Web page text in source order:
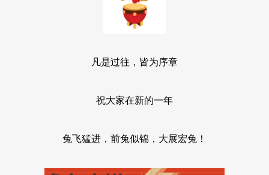
凡是过往，皆为序章
祝大家在新的一年
兔飞猛进，前兔似锦，大展宏兔！